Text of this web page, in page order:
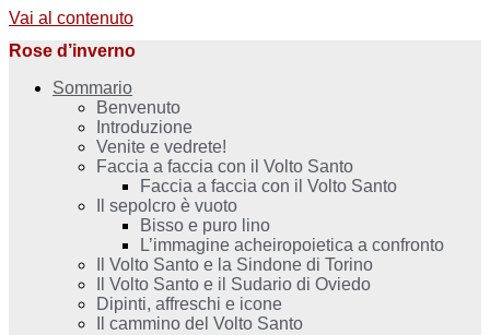
Vai al contenuto
Rose d’inverno
Sommario
Benvenuto
Introduzione
Venite e vedrete!
Faccia a faccia con il Volto Santo
Faccia a faccia con il Volto Santo
Il sepolcro è vuoto
Bisso e puro lino
L’immagine acheiropoietica a confronto
Il Volto Santo e la Sindone di Torino
Il Volto Santo e il Sudario di Oviedo
Dipinti, affreschi e icone
Il cammino del Volto Santo